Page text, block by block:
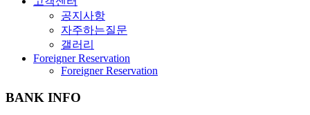
공지사항
자주하는질문
갤러리
Foreigner Reservation
Foreigner Reservation
BANK INFO